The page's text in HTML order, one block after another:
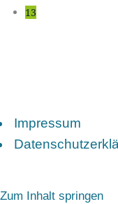
13
Impressum
Zum Inhalt springen